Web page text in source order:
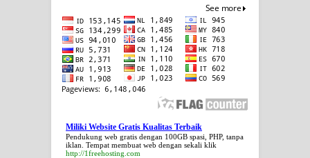
Miliki Website Gratis Kualitas Terbaik
Pendukung web gratis dengan 100GB spasi, PHP, tanpa
iklan. Tempat membuat web dengan sekali klik
http://1freehosting.com